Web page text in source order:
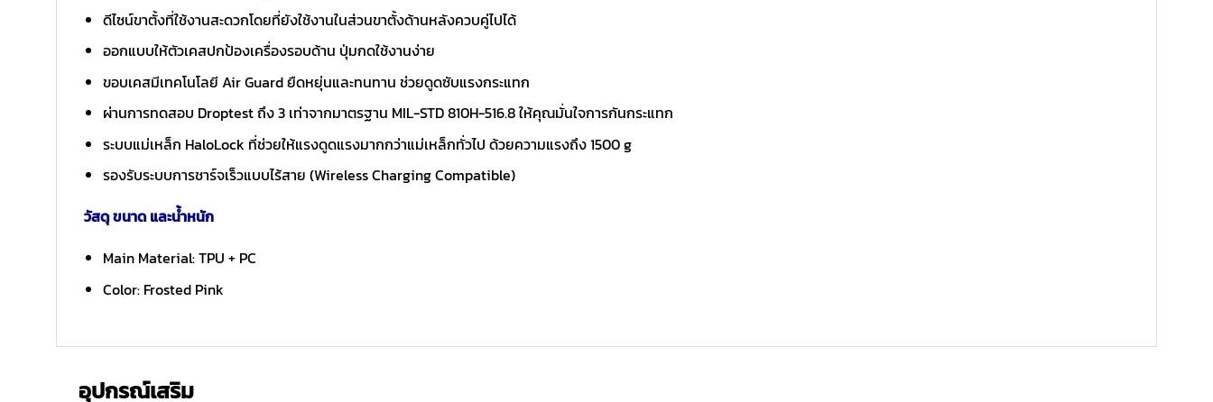
ดีไซน์ขาตั้งที่ใช้งานสะดวกโดยที่ยังใช้งานในส่วนขาตั้งด้านหลังควบคู่ไปได้
ออกแบบให้ตัวเคสปกป้องเครื่องรอบด้าน ปุ่มกดใช้งานง่าย
ขอบเคสมีเทคโนโลยี Air Guard ยืดหยุ่นและทนทาน ช่วยดูดซับแรงกระแทก
ผ่านการทดสอบ Droptest ถึง 3 เท่าจากมาตรฐาน MIL-STD 810H-516.8 ให้คุณมั่นใจการกันกระแทก
ระบบแม่เหล็ก HaloLock ที่ช่วยให้แรงดูดแรงมากกว่าแม่เหล็กทั่วไป ด้วยความแรงถึง 1500 g
รองรับระบบการชาร์จเร็วแบบไร้สาย (Wireless Charging Compatible)
วัสดุ ขนาด และน้ำหนัก
Main Material: TPU + PC
Color: Frosted Pink
อุปกรณ์เสริม